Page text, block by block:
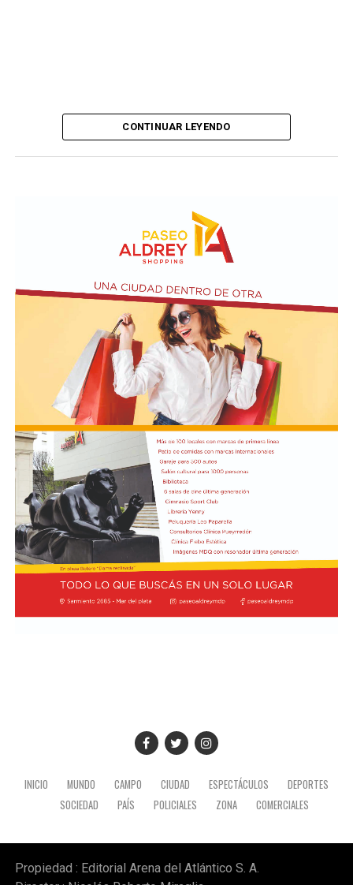
CONTINUAR LEYENDO
INICIO MUNDO CAMPO CIUDAD ESPECTÁCULOS
DEPORTES
SOCIEDAD
PAÍS POLICIALES ZONA COMERCIALES
Propiedad : Editorial Arena del Atlántico S. A.